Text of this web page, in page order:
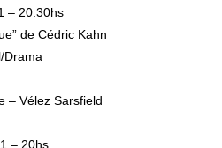
– 20:30hs
de Cédric Kahn
Drama
– Vélez Sarsfield
– 20hs